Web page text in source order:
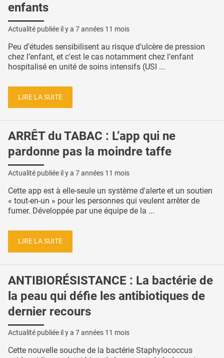
enfants
Actualité publiée il y a 7 années 11 mois
Peu d’études sensibilisent au risque d’ulcère de pression
chez l’enfant, et c'est le cas notamment chez l’enfant
hospitalisé en unité de soins intensifs (USI ...
LIRE LA SUITE
ARRÊT du TABAC : L’app qui ne
pardonne pas la moindre taffe
Actualité publiée il y a 7 années 11 mois
Cette app est à elle-seule un système d'alerte et un soutien
« tout-en-un » pour les personnes qui veulent arrêter de
fumer. Développée par une équipe de la ...
LIRE LA SUITE
ANTIBIORÉSISTANCE : La bactérie de
la peau qui défie les antibiotiques de
dernier recours
Actualité publiée il y a 7 années 11 mois
Cette nouvelle souche de la bactérie Staphylococcus